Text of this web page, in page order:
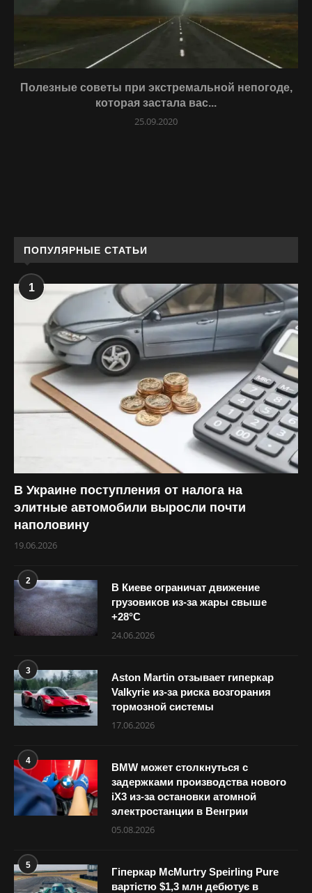
Полезные советы при экстремальной непогоде,
которая застала вас...
25.09.2020
ПОПУЛЯРНЫЕ СТАТЬИ
1
В Украине поступления от налога на
элитные автомобили выросли почти
наполовину
19.06.2026
2
В Киеве ограничат движение
грузовиков из-за жары свыше
+28°С
24.06.2026
3
Aston Martin отзывает гиперкар
Valkyrie из-за риска возгорания
тормозной системы
17.06.2026
4
BMW может столкнуться с
задержками производства нового
iX3 из-за остановки атомной
электростанции в Венгрии
05.08.2026
5
Гіперкар McMurtry Speirling Pure
вартістю $1,3 млн дебютує в